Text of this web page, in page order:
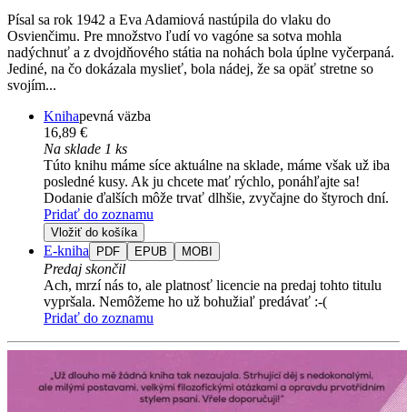
Písal sa rok 1942 a Eva Adamiová nastúpila do vlaku do
Osvienčimu. Pre množstvo ľudí vo vagóne sa sotva mohla
nadýchnuť a z dvojdňového státia na nohách bola úplne vyčerpaná.
Jediné, na čo dokázala myslieť, bola nádej, že sa opäť stretne so
svojím...
Knihapevná väzba
16,89 €
Na sklade 1 ks
Túto knihu máme síce aktuálne na sklade, máme však už iba
posledné kusy. Ak ju chcete mať rýchlo, ponáhľajte sa!
Dodanie ďalších môže trvať dlhšie, zvyčajne do štyroch dní.
Pridať do zoznamu
Vložiť do košíka
E-kniha PDF EPUB MOBI
Predaj skončil
Ach, mrzí nás to, ale platnosť licencie na predaj tohto titulu
vypršala. Nemôžeme ho už bohužiaľ predávať :-(
Pridať do zoznamu